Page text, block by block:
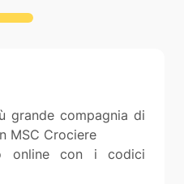
grande compagnia di
MSC Crociere
online con i codici